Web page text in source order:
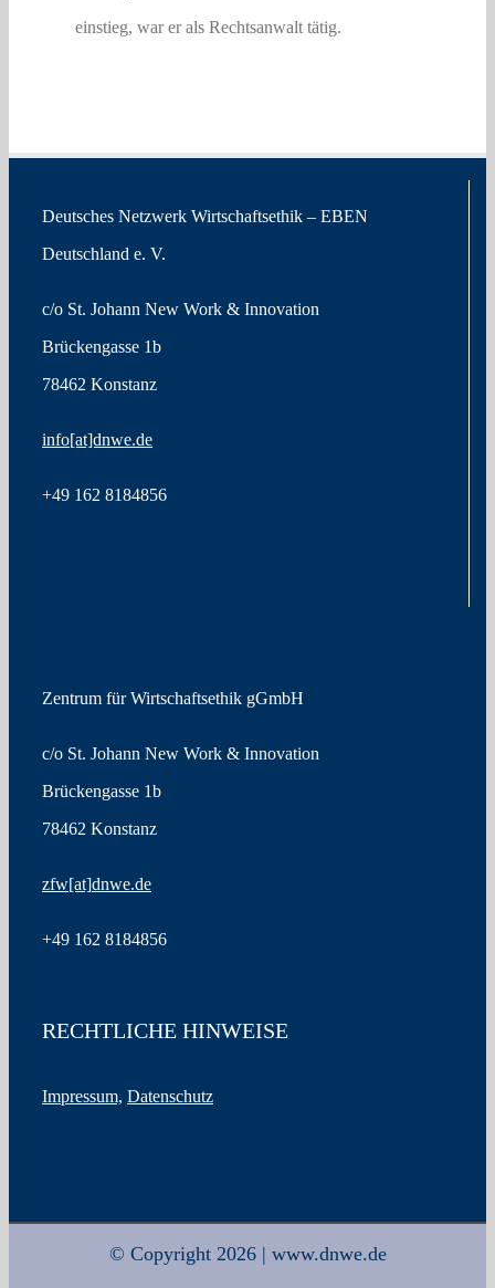
einstieg, war er als Rechtsanwalt tätig.
Deutsches Netzwerk Wirtschaftsethik – EBEN
Deutschland e. V.
c/o St. Johann New Work & Innovation
Brückengasse 1b
78462 Konstanz
info[at]dnwe.de
+49 162 8184856
Zentrum für Wirtschaftsethik gGmbH
c/o St. Johann New Work & Innovation
Brückengasse 1b
78462 Konstanz
zfw[at]dnwe.de
+49 162 8184856
RECHTLICHE HINWEISE
Impressum, Datenschutz
© Copyright 2026 | www.dnwe.de